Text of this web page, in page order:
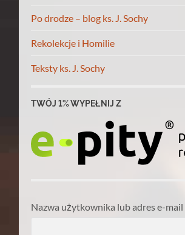
Po drodze – blog ks. J. Sochy
Rekolekcje i Homilie
Teksty ks. J. Sochy
TWÓJ 1% WYPEŁNIJ Z
Nazwa użytkownika lub adres e-mail